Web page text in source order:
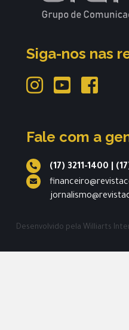
Siga-nos nas
Fale com a
(17) 3211-1400
Desenvolvido pela Williarts